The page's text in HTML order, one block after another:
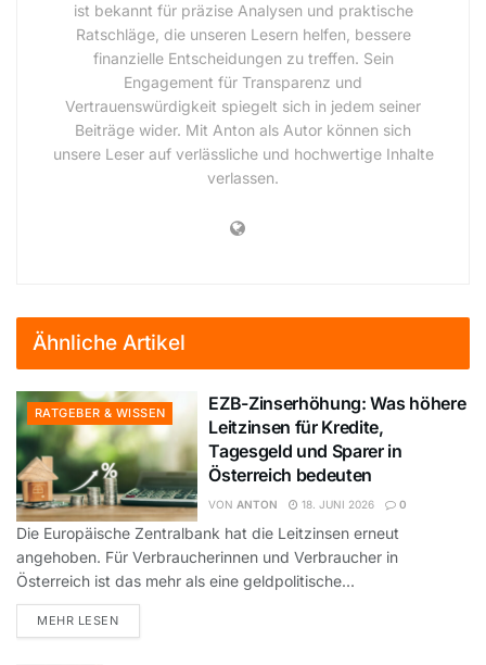
ist bekannt für präzise Analysen und praktische
Ratschläge, die unseren Lesern helfen, bessere
finanzielle Entscheidungen zu treffen. Sein
Engagement für Transparenz und
Vertrauenswürdigkeit spiegelt sich in jedem seiner
Beiträge wider. Mit Anton als Autor können sich
unsere Leser auf verlässliche und hochwertige Inhalte
verlassen.
Ähnliche Artikel
RATGEBER & WISSEN
EZB-Zinserhöhung: Was höhere
Leitzinsen für Kredite,
Tagesgeld und Sparer in
Österreich bedeuten
VON ANTON 18. JUNI 2026 0
Die Europäische Zentralbank hat die Leitzinsen erneut
angehoben. Für Verbraucherinnen und Verbraucher in
Österreich ist das mehr als eine geldpolitische...
MEHR LESENDETAILS